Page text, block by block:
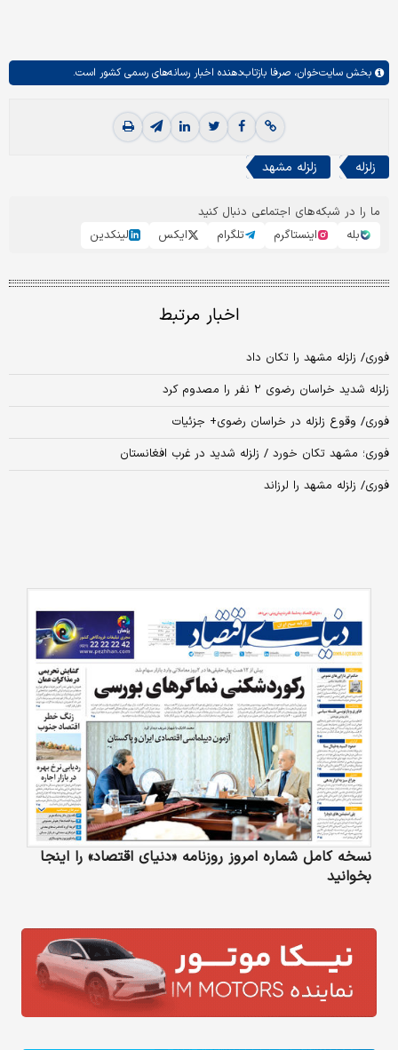
بخش سایت‌خوان، صرفا بازتاب‌دهنده اخبار رسانه‌های رسمی کشور است.
زلزله زلزله مشهد
ما را در شبکه‌های اجتماعی دنبال کنید
بله
اینستاگرم تلگرام ایکس لینکدین
اخبار مرتبط
فوری/ زلزله مشهد را تکان داد
زلزله شدید خراسان رضوی ۲ نفر را مصدوم کرد
فوری/ وقوع زلزله در خراسان رضوی+ جزئیات
فوری؛ مشهد تکان خورد / زلزله شدید در غرب افغانستان
فوری/ زلزله مشهد را لرزاند
نسخه کامل شماره امروز روزنامه «دنیای‌ اقتصاد» را اینجا
بخوانید